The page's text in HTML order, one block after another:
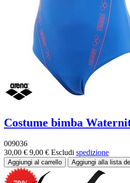
Costume bimba
009036
30,00 € 9,00 € Escludi spedizione